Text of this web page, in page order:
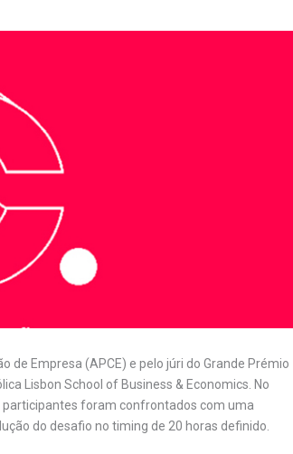
de Empresa (APCE) e pelo júri do Grande Prémio
Lisbon School of Business & Economics. No
foram confrontados com uma
do desafio no timing de 20 horas definido.